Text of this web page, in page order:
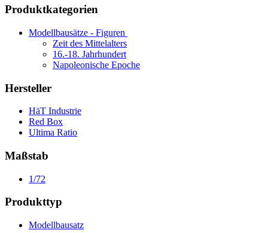
Produktkategorien
Modellbausätze - Figuren
Zeit des Mittelalters
16.-18. Jahrhundert
Napoleonische Epoche
Hersteller
HäT Industrie
Red Box
Ultima Ratio
Maßstab
1/72
Produkttyp
Modellbausatz